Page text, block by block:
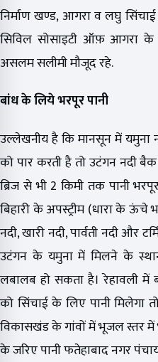
निर्माण खण्ड, आगरा व लघु
सिविल सोसाइटी ऑफ़ आगरा के
असलम सलीमी मौजूद रहे.
बांध के लिये भरपूर पानी
उल्लेखनीय है कि मानसून में
को पार करती है तो उटंगन नदी
ब्रिज से भी 2 किमी तक पानी
बिहारी के अपस्ट्रीम (धारा के
नदी, खारी नदी, पार्वती नदी और
उटंगन के यमुना में मिलने के
लबालब हो सकता है। रेहावली में
को सिंचाई के लिए पानी मिलेगा
विकासखंड के गांवों में भूजल स्तर में
के जरिए पानी फतेहाबाद नगर